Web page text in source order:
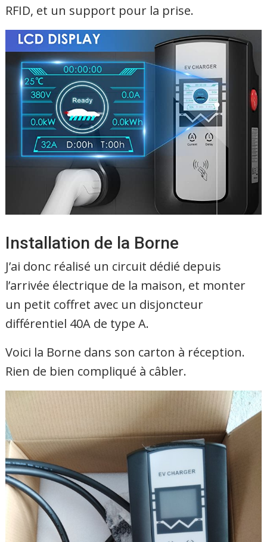
RFID, et un support pour la prise.
Installation de la Borne
J’ai donc réalisé un circuit dédié depuis
l’arrivée électrique de la maison, et monter
un petit coffret avec un disjoncteur
différentiel 40A de type A.
Voici la Borne dans son carton à réception.
Rien de bien compliqué à câbler.